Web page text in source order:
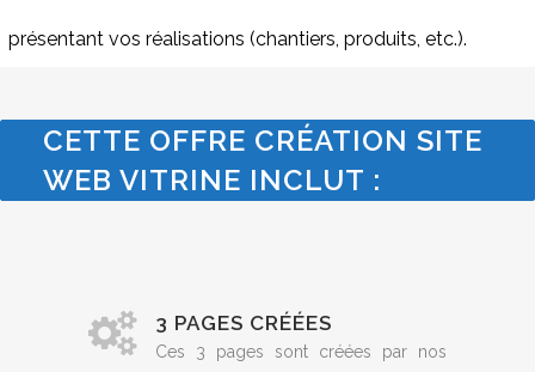
présentant vos réalisations (chantiers, produits, etc.).
CETTE OFFRE CRÉATION SITE
WEB VITRINE INCLUT :
3 PAGES CRÉÉES
Ces 3 pages sont créées par nos